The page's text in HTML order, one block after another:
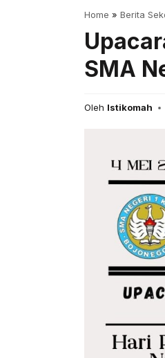
Home » Berita
SMA
Oleh Istikomah